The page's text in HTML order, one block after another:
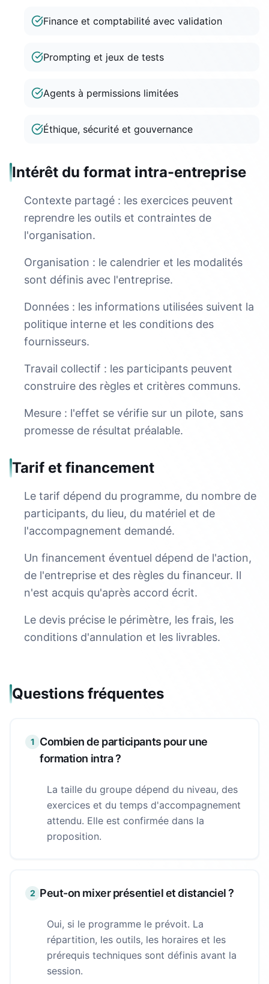
Finance et comptabilité avec validation
Prompting et jeux de tests
Agents à permissions limitées
Éthique, sécurité et gouvernance
Intérêt du format intra-entreprise
Contexte partagé : les exercices peuvent
reprendre les outils et contraintes de
l'organisation.
Organisation : le calendrier et les modalités
sont définis avec l'entreprise.
Données : les informations utilisées suivent la
politique interne et les conditions des
fournisseurs.
Travail collectif : les participants peuvent
construire des règles et critères communs.
Mesure : l'effet se vérifie sur un pilote, sans
promesse de résultat préalable.
Tarif et financement
Le tarif dépend du programme, du nombre de
participants, du lieu, du matériel et de
l'accompagnement demandé.
Un financement éventuel dépend de l'action,
de l'entreprise et des règles du financeur. Il
n'est acquis qu'après accord écrit.
Le devis précise le périmètre, les frais, les
conditions d'annulation et les livrables.
Questions fréquentes
1 Combien de participants pour une
formation intra ?
La taille du groupe dépend du niveau, des
exercices et du temps d'accompagnement
attendu. Elle est confirmée dans la
proposition.
2 Peut-on mixer présentiel et distanciel ?
Oui, si le programme le prévoit. La
répartition, les outils, les horaires et les
prérequis techniques sont définis avant la
session.